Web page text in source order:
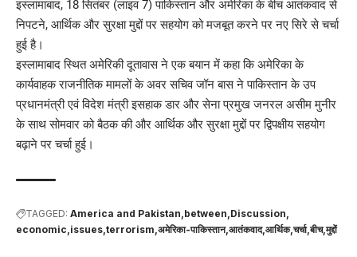
इस्लामाबाद, 18 सितंबर (लाइव 7) पाकिस्तान और अमेरिका के बीच आतंकवाद से
निपटने, आर्थिक और सुरक्षा मुद्दों पर सहयोग को मजबूत करने पर नए सिरे से चर्चा
हुई है।
इस्लामाबाद स्थित अमेरिकी दूतावास ने एक बयान में कहा कि अमेरिका के
कार्यवाहक राजनीतिक मामलों के अवर सचिव जॉन बास ने पाकिस्तान के उप
प्रधानमंत्री एवं विदेश मंत्री इसहाक डार और सेना प्रमुख जनरल असीम मुनीर
के साथ सोमवार को बैठक की और आर्थिक और सुरक्षा मुद्दों पर द्विपक्षीय सहयोग
बढ़ाने पर चर्चा हुई।
TAGGED: America and Pakistan between Discussion
economic issues terrorism अमेरिका-पाकिस्तान आतंकवाद आर्थिक चर्चा बीच मुद्दों